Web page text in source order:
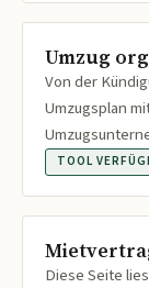
Umzug
Von der
Umzugsplan
TOOL
Diese Seite